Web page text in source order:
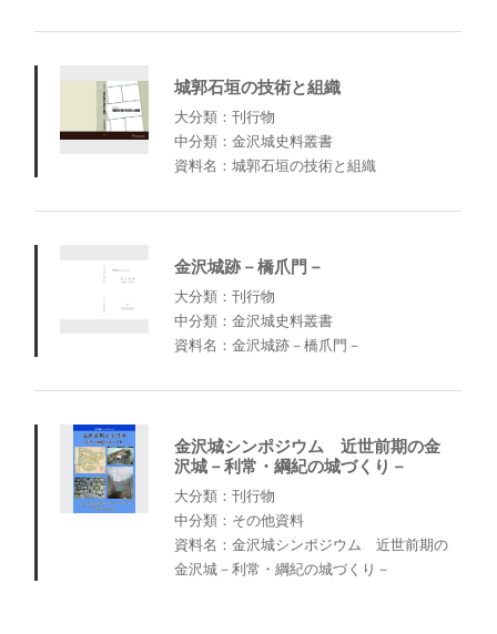
城郭石垣の技術と組織
大分類：刊行物
中分類：金沢城史料叢書
資料名：城郭石垣の技術と組織
金沢城跡－橋爪門－
大分類：刊行物
中分類：金沢城史料叢書
資料名：金沢城跡－橋爪門－
金沢城シンポジウム 近世前期の金
沢城－利常・綱紀の城づくり－
大分類：刊行物
中分類：その他資料
資料名：金沢城シンポジウム 近世前期の
金沢城－利常・綱紀の城づくり－